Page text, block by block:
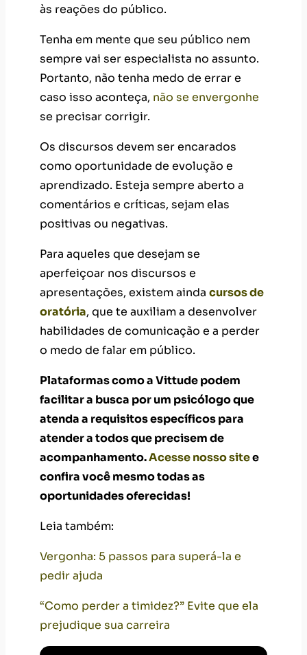
às reações do público.
Tenha em mente que seu público nem
sempre vai ser especialista no assunto.
Portanto, não tenha medo de errar e
caso isso aconteça, não se envergonhe
se precisar corrigir.
Os discursos devem ser encarados
como oportunidade de evolução e
aprendizado. Esteja sempre aberto a
comentários e críticas, sejam elas
positivas ou negativas.
Para aqueles que desejam se
aperfeiçoar nos discursos e
apresentações, existem ainda cursos de
oratória, que te auxiliam a desenvolver
habilidades de comunicação e a perder
o medo de falar em público.
Plataformas como a Vittude podem
facilitar a busca por um psicólogo que
atenda a requisitos específicos para
atender a todos que precisem de
acompanhamento.Acesse nosso sitee
confira você mesmo todas as
oportunidades oferecidas!
Leia também:
Vergonha: 5 passos para superá-la e
pedir ajuda
“Como perder a timidez?” Evite que ela
prejudique sua carreira